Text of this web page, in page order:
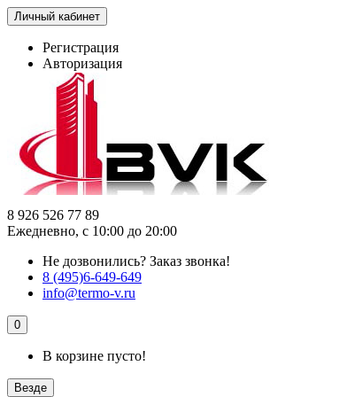
Личный кабинет
Регистрация
Авторизация
8 926 526 77 89
Ежедневно, с 10:00 до 20:00
Не дозвонились? Заказ звонка!
8 (495)6-649-649
info@termo-v.ru
0
В корзине пусто!
Везде